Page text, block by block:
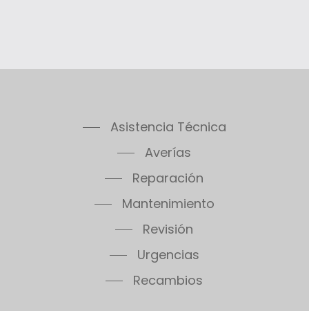
Asistencia Técnica
Averías
Reparación
Mantenimiento
Revisión
Urgencias
Recambios